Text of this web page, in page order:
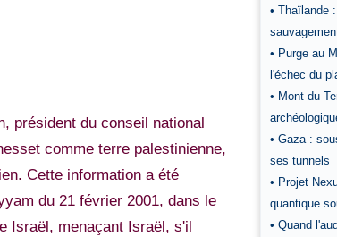
président du conseil national
comme terre palestinienne,
Cette information a été
du 21 février 2001, dans le
Israël, menaçant Israël, s'il
• Thaïlande
• Purge au
l'échec du
• Mont du
• Gaza :
ses tunnels
• Projet
quantique
• Quand